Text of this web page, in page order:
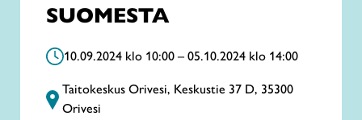
SUOMESTA
10.09.2024 klo 10:00 – 05.10.2024 klo 14:00
Taitokeskus Orivesi, Keskustie 37 D, 35300
Orivesi